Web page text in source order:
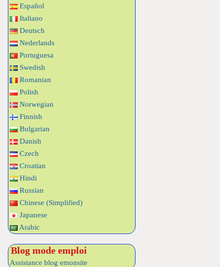
Español
Italiano
Deutsch
Nederlands
Portuguesa
Swedish
Romanian
Polish
Norwegian
Finnish
Bulgarian
Danish
Czech
Croatian
Hindi
Russian
Chinese (Simplified)
Japanese
Arabic
Blog mode emploi
Assistance blog emonsite